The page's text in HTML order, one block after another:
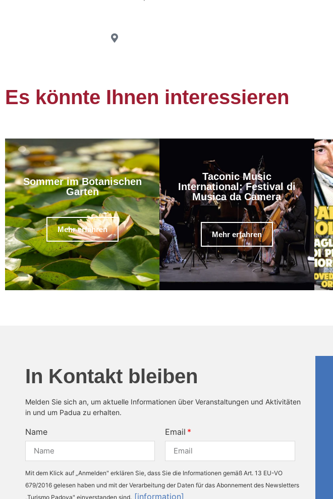
Es könnte Ihnen interessieren
Sommer im Botanischen
Garten
Mehr erfahren
Taconic Music
International: Festival di
Musica da Camera
Mehr erfahren
In Kontakt bleiben
Melden Sie sich an, um aktuelle Informationen über Veranstaltungen und Aktivitäten
in und um Padua zu erhalten.
Name Email
Mit dem Klick auf „Anmelden" erklären Sie, dass Sie die Informationen gemäß Art. 13 EU-VO
679/2016 gelesen haben und mit der Verarbeitung der Daten für das Abonnement des Newsletters
„Turismo Padova" einverstanden sind. [information]